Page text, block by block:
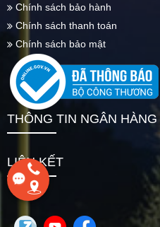
Chính sách bảo hành
Chính sách thanh toán
Chính sách bảo mật
THÔNG TIN NGÂN HÀNG
LIÊN KẾT